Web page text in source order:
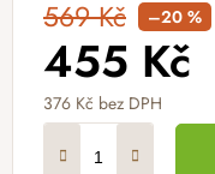
569 Kč –20 %
455 Kč
376 Kč bez DPH